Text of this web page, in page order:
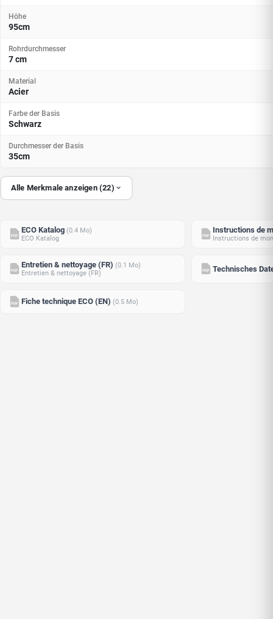
Höhe
95cm
Rohrdurchmesser
7 cm
Material
Acier
Farbe der Basis
Schwarz
Durchmesser der Basis
35cm
Alle Merkmale anzeigen (22)
PDF
ECO Katalog (0.4 Mo)
ECO Katalog
PDF
Instructions de
Instructions de
PDF
Entretien & nettoyage (FR) (0.1 Mo)
Entretien & nettoyage (FR)
PDF Technisches
PDF Fiche technique ECO (EN) (0.5 Mo)